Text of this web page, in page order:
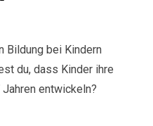
Bildung bei Kindern
du, dass Kinder ihre
entwickeln?